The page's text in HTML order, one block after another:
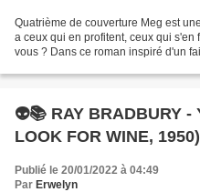
Quatrième de couverture Meg est
a ceux qui en profitent, ceux qui s'en
vous ? Dans ce roman inspiré d'un
👽📚 RAY BRADBURY
LOOK FOR WINE, 1950)
Publié le 20/01/2022 à 04:49
Par Erwelyn